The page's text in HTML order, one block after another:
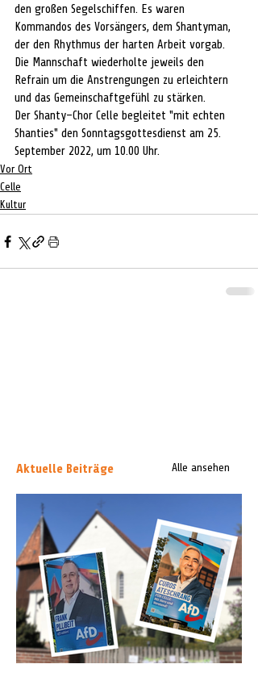
den großen Segelschiffen. Es waren
Kommandos des Vorsängers, dem Shantyman,
der den Rhythmus der harten Arbeit vorgab.
Die Mannschaft wiederholte jeweils den
Refrain um die Anstrengungen zu erleichtern
und das Gemeinschaftgefühl zu stärken.
Der Shanty–Chor Celle begleitet "mit echten
Shanties" den Sonntagsgottesdienst am 25.
September 2022, um 10.00 Uhr.
Vor Ort
Celle
Kultur
Aktuelle Beiträge Alle ansehen